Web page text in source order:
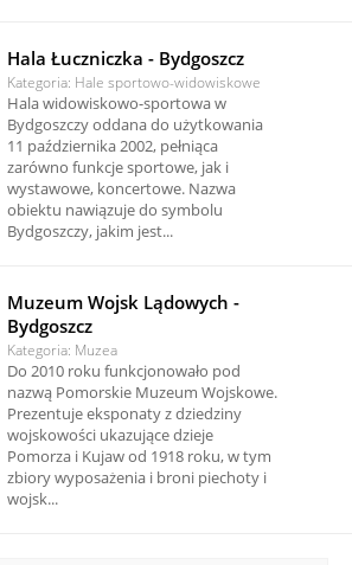
Hala Łuczniczka - Bydgoszcz
Kategoria: Hale sportowo-widowiskowe
Hala widowiskowo-sportowa w
Bydgoszczy oddana do użytkowania
11 października 2002, pełniąca
zarówno funkcje sportowe, jak i
wystawowe, koncertowe. Nazwa
obiektu nawiązuje do symbolu
Bydgoszczy, jakim jest...
Muzeum Wojsk Lądowych -
Bydgoszcz
Kategoria: Muzea
Do 2010 roku funkcjonowało pod
nazwą Pomorskie Muzeum Wojskowe.
Prezentuje eksponaty z dziedziny
wojskowości ukazujące dzieje
Pomorza i Kujaw od 1918 roku, w tym
zbiory wyposażenia i broni piechoty i
wojsk...